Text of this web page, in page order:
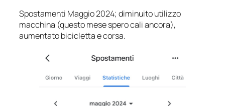
Spostamenti Maggio 2024; diminuito utilizzo
macchina (questo mese spero cali ancora),
aumentato bicicletta e corsa.